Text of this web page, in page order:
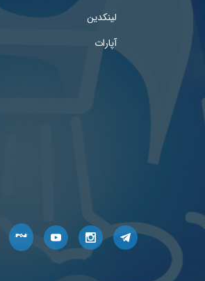
لینکدین
آپارات